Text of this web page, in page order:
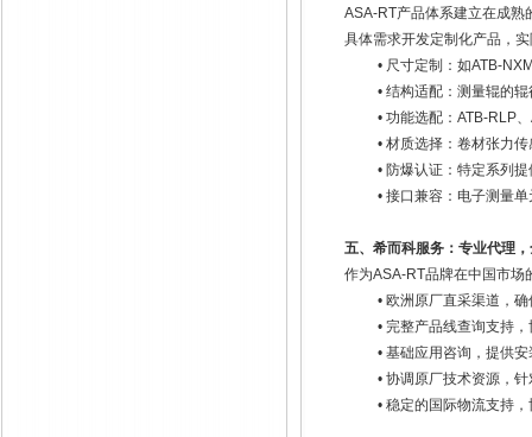
ASA-RT产品体系建立在成熟
具体需求开发定制化产品，
• 尺寸定制：如ATB-
• 结构适配：测量辊的
• 功能选配：ATB-RLP、
• 材质选择：卷材张力
• 防爆认证：特定系列提
• 接口兼容：电子测量
五、希而科服务：专业代理
作为ASA-RT品牌在中国市场
• 欧洲原厂直采渠道，
• 完整产品线查询支持
• 基础应用咨询，提供
• 协调原厂技术资源，
• 稳定的国际物流支持